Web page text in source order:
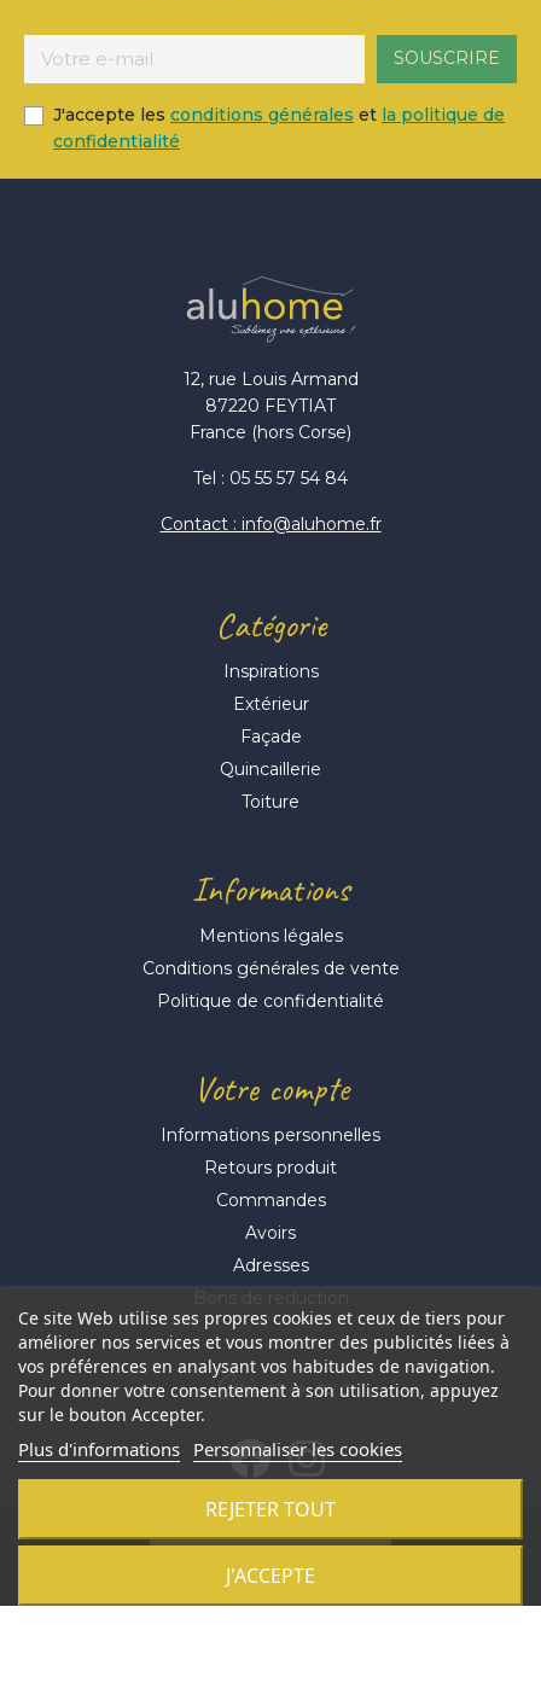
J'accepte les conditions générales et la politique de
confidentialité
12, rue Louis Armand
87220 FEYTIAT
France (hors Corse)
Tel : 05 55 57 54 84
Contact : info@aluhome.fr
Votre compte
Informations personnelles
Retours produit
Commandes
Avoirs
Adresses
Catégorie
Inspirations
Extérieur
Façade
Quincaillerie
Toiture
Informations
Mentions légales
Conditions générales de vente
Politique de confidentialité
Suivez-nous
Ce site Web utilise ses propres cookies et ceux de tiers pour
améliorer nos services et vous montrer des publicités liées à
vos préférences en analysant vos habitudes de navigation.
Pour donner votre consentement à son utilisation, appuyez
sur le bouton Accepter.
Plus d'informations Personnaliser les cookies
REJETER TOUT
J'ACCEPTE
cookies